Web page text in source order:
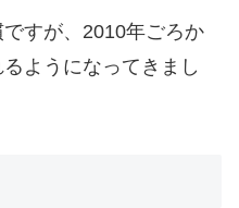
すが、2010年ごろか
ようになってきまし